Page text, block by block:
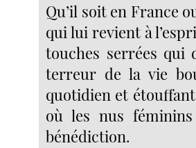
Qu’il soit en France
qui lui revient à
touches serrées qui
terreur de la vie
quotidien et
où les nus
bénédiction.